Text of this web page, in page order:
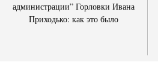
администрации” Горловки Ивана
Приходько: как это было